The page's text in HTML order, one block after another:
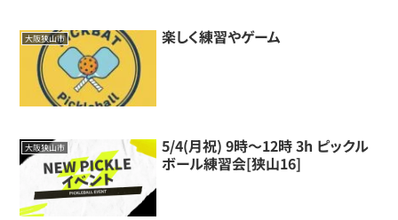
大阪狭山市 楽しく練習やゲーム
大阪狭山市
5/4(月祝) 9時～12時 3h ピックル
ボール練習会[狭山16]